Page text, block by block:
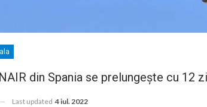
din Spania se prelungește cu 12
Last updated 4 iul. 2022